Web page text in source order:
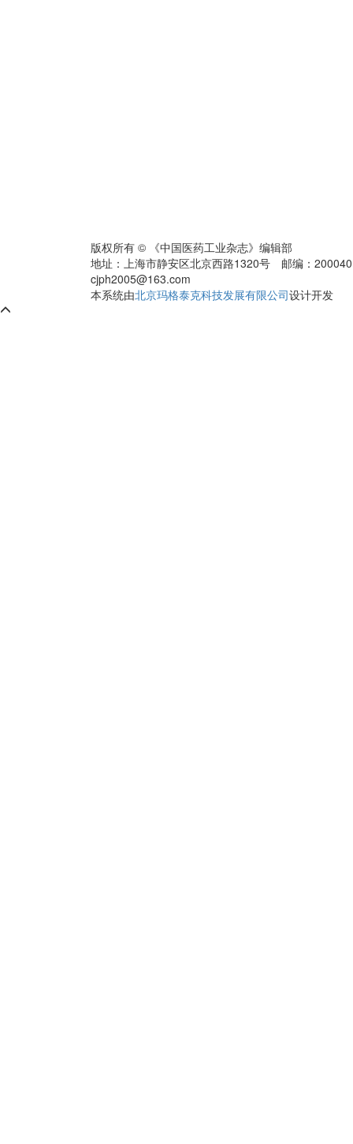
版权所有 © 《中国医药工业杂志》编辑部
地址：上海市静安区北京西路1320号 邮编：
cjph2005@163.com
本系统由北京玛格泰克科技发展有限公司设计开发